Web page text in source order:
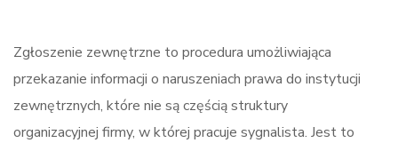
Zgłoszenie zewnętrzne to procedura umożliwiająca
przekazanie informacji o naruszeniach prawa do instytucji
zewnętrznych, które nie są częścią struktury
organizacyjnej firmy, w której pracuje sygnalista. Jest to